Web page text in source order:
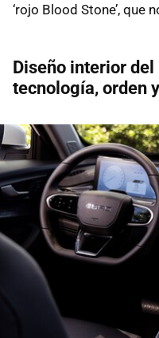
‘rojo Blood Stone’, que
Diseño interior del
tecnología, orden